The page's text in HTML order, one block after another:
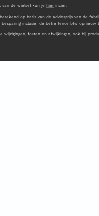
van de wielset kun je hier inzien.
op basis van de adviesprijs van de
inclusief de betreffende btw opnieuw
wijzigingen, fouten en afwijkingen, ook bij